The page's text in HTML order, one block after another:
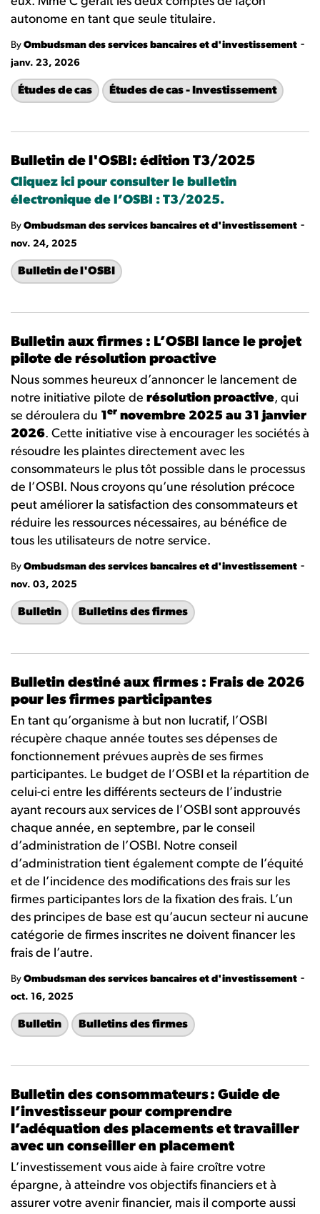
autonome en tant que seule titulaire.
By Ombudsman des services bancaires et d'investissement -
janv. 23, 2026
Études de cas Études de cas - Investissement
Bulletin de l'OSBI: édition T3/2025
Cliquez ici pour consulter le bulletin
électronique de l’OSBI : T3/2025.
By Ombudsman des services bancaires et d'investissement -
nov. 24, 2025
Bulletin de l'OSBI
Bulletin aux firmes : L’OSBI lance le projet
pilote de résolution proactive
Nous sommes heureux d’annoncer le lancement de
notre initiative pilote de résolution proactive, qui
se déroulera du 1er novembre 2025 au 31 janvier
2026. Cette initiative vise à encourager les sociétés à
résoudre les plaintes directement avec les
consommateurs le plus tôt possible dans le processus
de l’OSBI. Nous croyons qu’une résolution précoce
peut améliorer la satisfaction des consommateurs et
réduire les ressources nécessaires, au bénéfice de
tous les utilisateurs de notre service.
By Ombudsman des services bancaires et d'investissement -
nov. 03, 2025
Bulletin Bulletins des firmes
Bulletin destiné aux firmes : Frais de 2026
pour les firmes participantes
En tant qu’organisme à but non lucratif, l’OSBI
récupère chaque année toutes ses dépenses de
fonctionnement prévues auprès de ses firmes
participantes. Le budget de l’OSBI et la répartition de
celui-ci entre les différents secteurs de l’industrie
ayant recours aux services de l’OSBI sont approuvés
chaque année, en septembre, par le conseil
d’administration de l’OSBI. Notre conseil
d’administration tient également compte de l’équité
et de l’incidence des modifications des frais sur les
firmes participantes lors de la fixation des frais. L’un
des principes de base est qu’aucun secteur ni aucune
catégorie de firmes inscrites ne doivent financer les
frais de l’autre.
By Ombudsman des services bancaires et d'investissement -
oct. 16, 2025
Bulletin Bulletins des firmes
Bulletin des consommateurs : Guide de
l’investisseur pour comprendre
l’adéquation des placements et travailler
avec un conseiller en placement
L’investissement vous aide à faire croître votre
épargne, à atteindre vos objectifs financiers et à
assurer votre avenir financier, mais il comporte aussi